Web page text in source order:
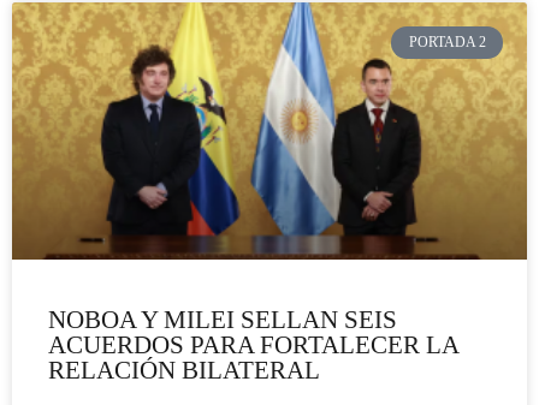
PORTADA 2
NOBOA Y MILEI SELLAN SEIS
ACUERDOS PARA FORTALECER LA
RELACIÓN BILATERAL